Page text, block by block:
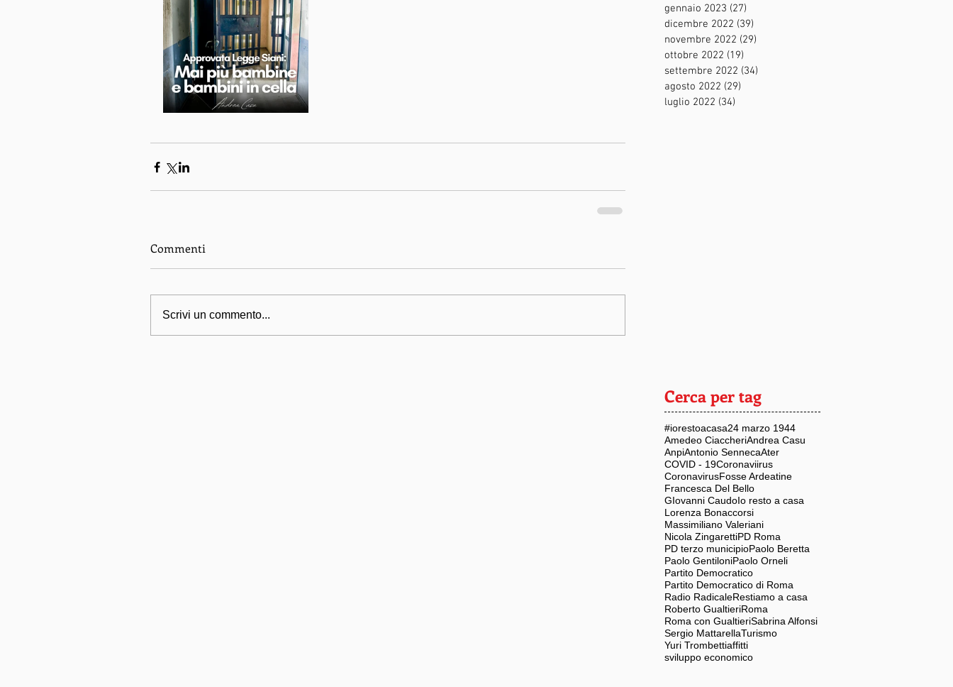
Commenti
Scrivi un commento...
gennaio 2023 (27)
dicembre 2022 (39)
novembre 2022 (29)
ottobre 2022 (19)
settembre 2022 (34)
agosto 2022 (29)
luglio 2022 (34)
Cerca per tag
#iorestoacasa24 marzo 1944
Amedeo CiaccheriAndrea Casu
AnpiAntonio SennecaAter
COVID - 19Coronaviirus
CoronavirusFosse Ardeatine
Francesca Del Bello
GIovanni CaudoIo resto a casa
Lorenza Bonaccorsi
Massimiliano Valeriani
Nicola ZingarettiPD Roma
PD terzo municipioPaolo Beretta
Paolo GentiloniPaolo Orneli
Partito Democratico
Partito Democratico di Roma
Radio RadicaleRestiamo a casa
Roberto GualtieriRoma
Roma con GualtieriSabrina Alfonsi
Sergio MattarellaTurismo
Yuri Trombettiaffitti
sviluppo economico